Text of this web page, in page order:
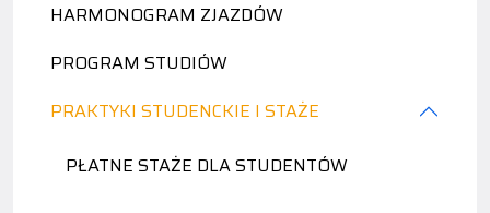
HARMONOGRAM ZJAZDÓW
PROGRAM STUDIÓW
PRAKTYKI STUDENCKIE I STAŻE
PŁATNE STAŻE DLA STUDENTÓW